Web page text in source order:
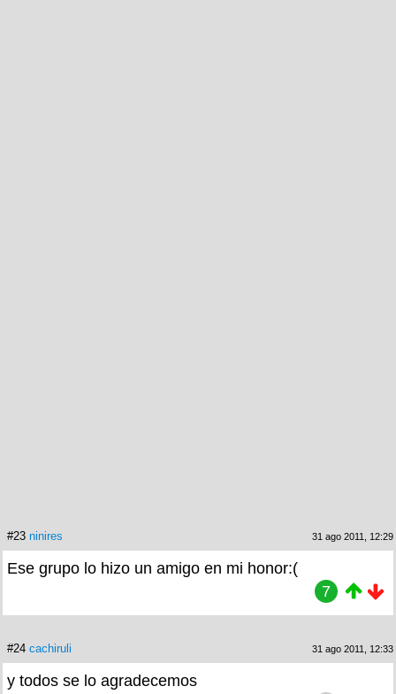
#23 ninires 31 ago 2011, 12:29
Ese grupo lo hizo un amigo en mi honor:(
7
#24 cachiruli 31 ago 2011, 12:33
y todos se lo agradecemos